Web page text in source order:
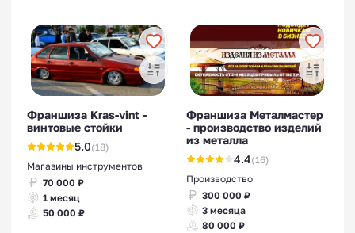
Франшиза Kras-vint -
винтовые стойки
5.0(18)
Магазины инструментов
70 000 ₽
1 месяц
50 000 ₽
Франшиза Металмастер
- производство изделий
из металла
4.4(16)
Производство
300 000 ₽
3 месяца
80 000 ₽